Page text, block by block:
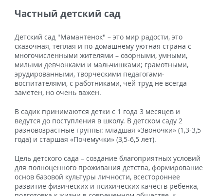
Частный детский сад
Детский сад "Мамантенок" – это мир радости, это
сказочная, теплая и по-домашнему уютная страна с
многочисленными жителями – озорными, умными,
милыми девчонками и мальчишками; грамотными,
эрудированными, творческими педагогами-
воспитателями, с работниками, чей труд не всегда
заметен, но очень важен.
В садик принимаются детки с 1 года 3 месяцев и
ведутся до поступления в школу. В детском саду 2
разновозрастные группы: младшая «Звоночки» (1,3-3,5
года) и старшая «Почемучки» (3,5-6,5 лет).
Цель детского сада – создание благоприятных условий
для полноценного проживания детства, формирование
основ базовой культуры личности, всестороннее
развитие физических и психических качеств ребенка,